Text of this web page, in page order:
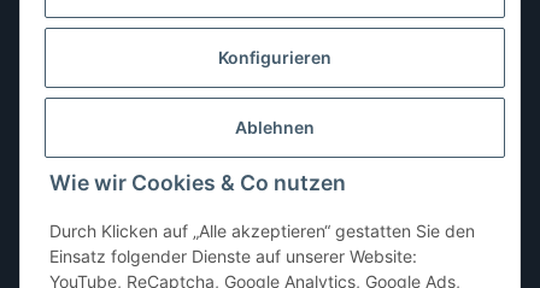
Konfigurieren
Ablehnen
Wie wir Cookies & Co nutzen
Durch Klicken auf „Alle akzeptieren“ gestatten Sie den
Einsatz folgender Dienste auf unserer Website:
YouTube, ReCaptcha, Google Analytics, Google Ads,
10:00–13:00 Uhr
Freitag:10:00–13:00, 14:00–18:00 Uhr
Sonntag: geschlossen